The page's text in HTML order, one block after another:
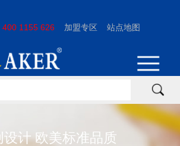
400 1155 626 加盟专区 站点地图
设计 欧美标准品质